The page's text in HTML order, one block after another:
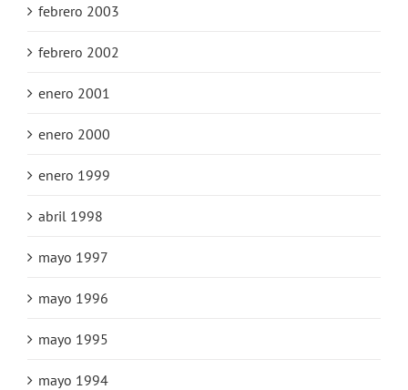
febrero 2003
febrero 2002
enero 2001
enero 2000
enero 1999
abril 1998
mayo 1997
mayo 1996
mayo 1995
mayo 1994